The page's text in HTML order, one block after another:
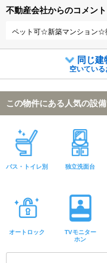
不動産会社からのコメント
ペット可☆新築マンション☆
同じ
空いている
この物件にある人気の設
バス・トイレ別 独立洗面台
オートロック
TVモニター
ホン